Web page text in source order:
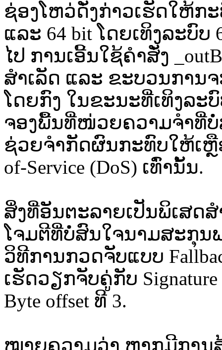
ຊ່ອງໂຫວ່ດັ່ງກ່າວເຮັດໃຫ້ກ
ແລະ 64 bit ໂດຍເທິງລະບົບ
ໄປ ການເອີ້ນໃຊ້ຄຳສັ່ງ
ສຳເລັດ ແລະ ຂະບວນການຈ
ໂດຍກົງ ໃນຂະນະທີ່ເທິງລ
ຈອງພື້ນທີ່ໜ່ວຍຄວາມຈຳທີ່ບໍ່
ຊ່ວຍຈຳກັດຜົນກະທົບໃຫ້ເຫຼື
of-Service (DoS) ເທົ່ານັ້ນ.
ສິ່ງທີ່ອັນຕະລາຍເປັນພິເສດ
ໂຈມຕີທີ່ບໍ່ສົນໃຈນາມສະກຸນຟ
ວິທີການກວດຈັບແບບ
ເຮັດວຽກຈັບຄູ່ກັບ
Byte offset ທີ 3.
ໝາຍຄວາມວ່າ ຫາກມີການສ້